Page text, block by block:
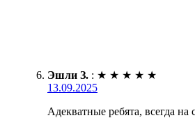
Эшли З. : ★ ★ ★ ★ ★
13.09.2025
Адекватные ребята, всегда на